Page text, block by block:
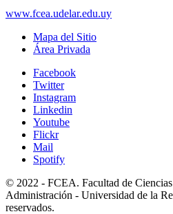
www.fcea.udelar.edu.uy
Mapa del Sitio
Área Privada
Facebook
Twitter
Instagram
Linkedin
Youtube
Flickr
Mail
Spotify
© 2022 - FCEA. Facultad de
Administración - Universidad de la
reservados.